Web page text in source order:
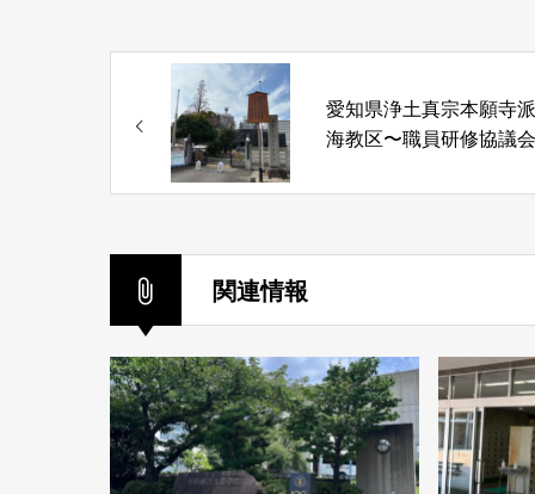
愛知県浄土真宗本願寺
海教区〜職員研修協議
関連情報